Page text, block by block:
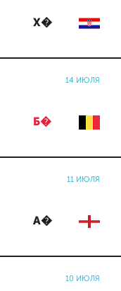
Х�
14 ИЮЛЯ
Б�
11 ИЮЛЯ
А�
10 ИЮЛЯ